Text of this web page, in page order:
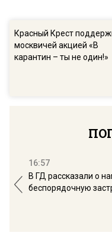
Красный Крест
москвичей акцией «В
карантин – ты не один!»
16:57
В ГД рассказали о
беспорядочную